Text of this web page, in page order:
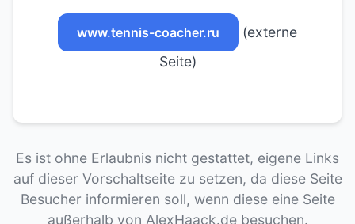
www.tennis-coacher.ru
(externe
Seite)
Es ist ohne Erlaubnis nicht gestattet, eigene Links
auf dieser Vorschaltseite zu setzen, da diese Seite
Besucher informieren soll, wenn diese eine Seite
außerhalb von AlexHaack.de besuchen.